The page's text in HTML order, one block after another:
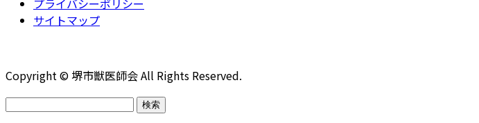
プライバシーポリシー
サイトマップ
Copyright © 堺市獣医師会 All Rights Reserved.
検